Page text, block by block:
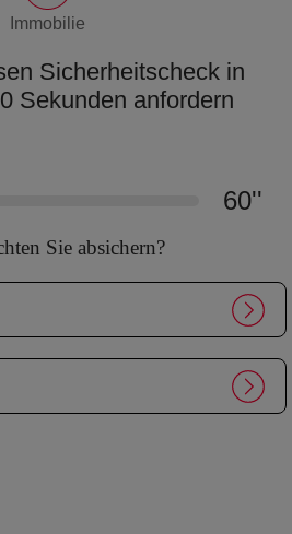
Immobilie
Sicherheitscheck in
Sekunden anfordern
60''
Sie absichern?